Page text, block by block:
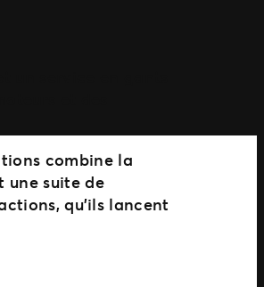
combine la
une suite de
qu’ils lancent